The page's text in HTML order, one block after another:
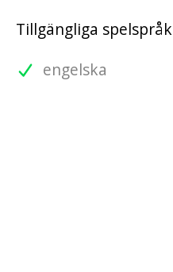
Tillgängliga spelspråk
engelska